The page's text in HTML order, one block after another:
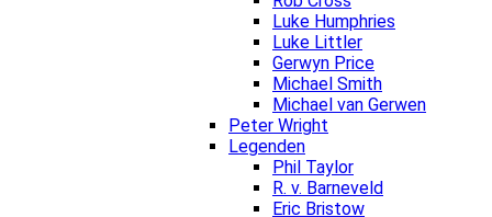
Luke Humphries
Luke Littler
Gerwyn Price
Michael Smith
Michael van Gerwen
Peter Wright
Legenden
Phil Taylor
R. v. Barneveld
Eric Bristow